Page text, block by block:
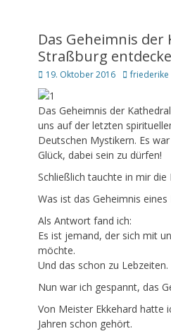
Das Geheimnis der
Straßburg
Posted
on
19. Oktober 2016 Autor
friederike
Das Geheimnis der
uns auf der letzten
Deutschen Mystikern. Es
Glück, dabei sein zu dürfen!
Schließlich tauchte in mir die
Was ist das Geheimnis eines
Als Antwort fand ich:
Es ist jemand, der sich mit
möchte.
Und das schon zu Lebzeiten.
Nun war ich gespannt, das
Von Meister Ekkehard hatte
Jahren schon gehört.